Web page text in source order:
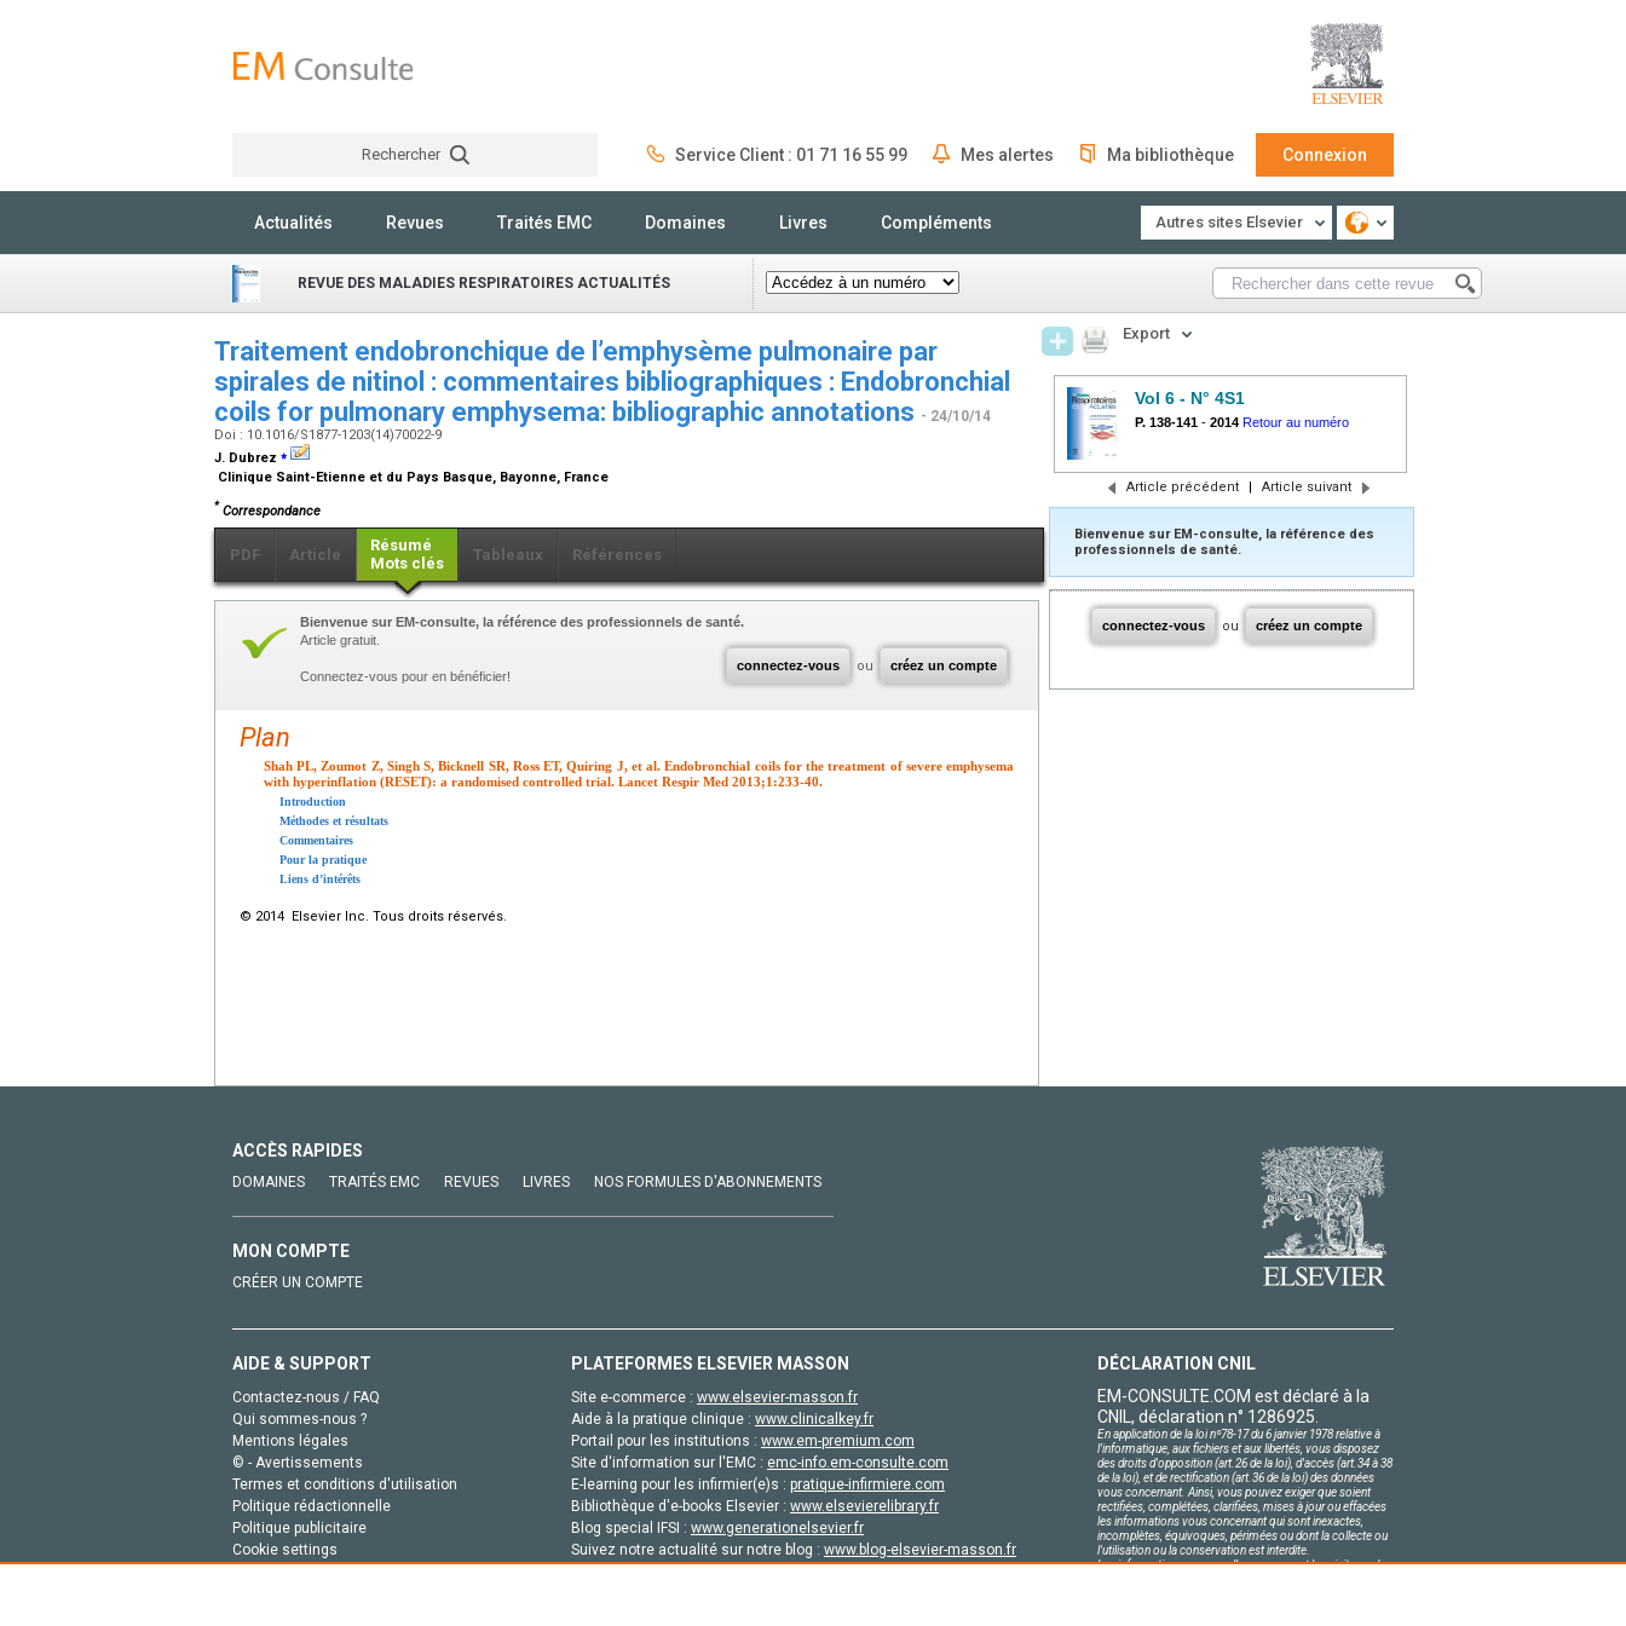
Rechercher Service Client : 01 71 16 55 99 Mes alertes Ma bibliothèque Connexion
Actualités Revues Traités EMC Domaines Livres Compléments Autres sites Elsevier
REVUE DES MALADIES RESPIRATOIRES ACTUALITÉS
Traitement endobronchique de l’emphysème pulmonaire par
spirales de nitinol : commentaires bibliographiques : Endobronchial
coils for pulmonary emphysema: bibliographic annotations - 24/10/14
Doi : 10.1016/S1877-1203(14)70022-9
J. Dubrez ⁎
Clinique Saint-Etienne et du Pays Basque, Bayonne, France
* Correspondance
PDF Article
Résumé
Mots clés
Tableaux Références
connectez-vous ou créez un compte
Bienvenue sur EM-consulte, la référence des professionnels de santé.
Article gratuit.
Connectez-vous pour en bénéficier!
Plan
Shah PL, Zoumot Z, Singh S, Bicknell SR, Ross ET, Quiring J, et al. Endobronchial coils for the treatment of severe emphysema
with hyperinflation (RESET): a randomised controlled trial. Lancet Respir Med 2013;1:233-40.
Introduction
Méthodes et résultats
Commentaires
Pour la pratique
Liens d’intérêts
© 2014 Elsevier Inc. Tous droits réservés.
Export
Vol 6 - N° 4S1
P. 138-141 - 2014 Retour au numéro
Article précédent | Article suivant
Bienvenue sur EM-consulte, la référence des
professionnels de santé.
connectez-vous ou créez un compte
ACCÈS RAPIDES
DOMAINES TRAITÉS EMC REVUES LIVRES NOS FORMULES D'ABONNEMENTS
MON COMPTE
CRÉER UN COMPTE
AIDE & SUPPORT
Contactez-nous / FAQ
Qui sommes-nous ?
Mentions légales
© - Avertissements
Termes et conditions d'utilisation
Politique rédactionnelle
Politique publicitaire
Cookie settings
PLATEFORMES ELSEVIER MASSON
Site e-commerce : www.elsevier-masson.fr
Aide à la pratique clinique : www.clinicalkey.fr
Portail pour les institutions : www.em-premium.com
Site d'information sur l'EMC : emc-info.em-consulte.com
E-learning pour les infirmier(e)s : pratique-infirmiere.com
Bibliothèque d'e-books Elsevier : www.elsevierelibrary.fr
Blog special IFSI : www.generationelsevier.fr
Suivez notre actualité sur notre blog : www.blog-elsevier-masson.fr
DÉCLARATION CNIL
EM-CONSULTE.COM est déclaré à la
CNIL, déclaration n° 1286925.
En application de la loi nº78-17 du 6 janvier 1978 relative à
l'informatique, aux fichiers et aux libertés, vous disposez
des droits d'opposition (art.26 de la loi), d'accès (art.34 à 38
de la loi), et de rectification (art.36 de la loi) des données
vous concernant. Ainsi, vous pouvez exiger que soient
rectifiées, complétées, clarifiées, mises à jour ou effacées
les informations vous concernant qui sont inexactes,
incomplètes, équivoques, périmées ou dont la collecte ou
l'utilisation ou la conservation est interdite.
Les informations personnelles concernant les visiteurs de